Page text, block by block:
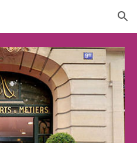
Skip to navigation